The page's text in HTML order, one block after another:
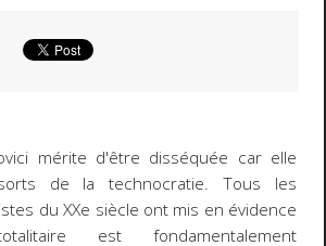
mérite d'être disséquée car elle
de la technocratie. Tous les
du XXe siècle ont mis en évidence
est fondamentalement